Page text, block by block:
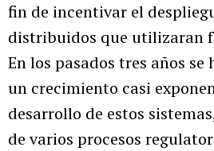
fin de incentivar el
distribuidos que utilizaran
En los pasados tres años
un crecimiento casi
desarrollo de estos
de varios procesos